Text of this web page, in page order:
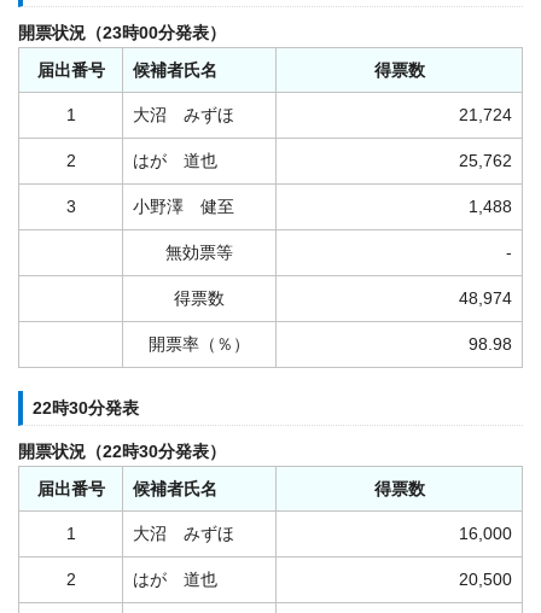
開票状況（23時00分発表）
届出番号
候補者氏名 得票数
1 大沼 みずほ 21,724
2 はが 道也 25,762
3 小野澤 健至 1,488
無効票等 -
得票数 48,974
開票率（％） 98.98
22時30分発表
開票状況（22時30分発表）
届出番号
候補者氏名 得票数
1 大沼 みずほ 16,000
2 はが 道也 20,500